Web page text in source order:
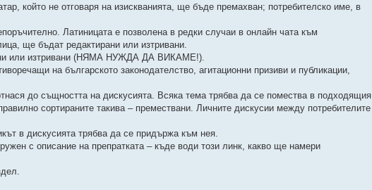
който не отговаря на изискванията, ще бъде премахван; потребителско име, в
Латиницата е позволена в редки случаи в онлайн чата към
ще бъдат редактирани или изтривани.
или изтривани (НЯМА НУЖДА ДА ВИКАМЕ!).
на българското законодателство, агитационни призиви и публикации,
до същността на дискусията. Всяка тема трябва да се помества в подходящия
сортираните такива – премествани. Личните дискусии между потребителите
в дискусията трябва да се придържа към нея.
с описание на препратката – къде води този линк, какво ще намери